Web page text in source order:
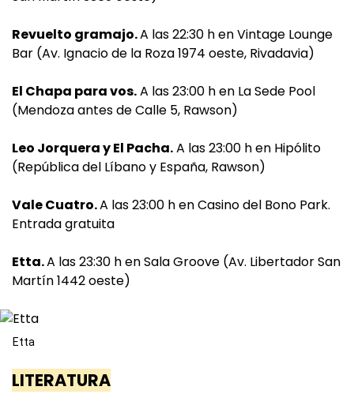
Revuelto gramajo.A las 22:30 h en Vintage Lounge
Bar (Av. Ignacio de la Roza 1974 oeste, Rivadavia)
El Chapa para vos.A las 23:00 h en La Sede Pool
(Mendoza antes de Calle 5, Rawson)
Leo Jorquera y El Pacha.A las 23:00 h en Hipólito
(República del Líbano y España, Rawson)
Vale Cuatro.A las 23:00 h en Casino del Bono Park.
Entrada gratuita
Etta.A las 23:30 h en Sala Groove (Av. Libertador San
Martín 1442 oeste)
Etta
LITERATURA